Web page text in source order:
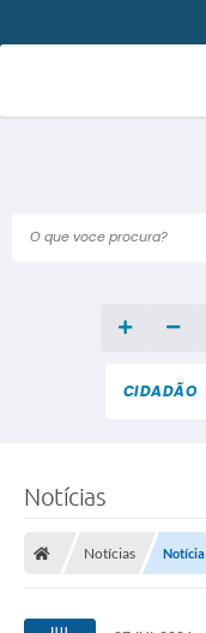
O que voce procura?
CIDADÃO
Notícias
Notícias Notícia